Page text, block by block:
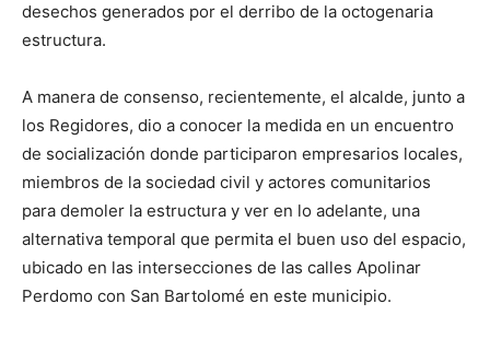
desechos generados por el derribo de la octogenaria
estructura.
A manera de consenso, recientemente, el alcalde, junto a
los Regidores, dio a conocer la medida en un encuentro
de socialización donde participaron empresarios locales,
miembros de la sociedad civil y actores comunitarios
para demoler la estructura y ver en lo adelante, una
alternativa temporal que permita el buen uso del espacio,
ubicado en las intersecciones de las calles Apolinar
Perdomo con San Bartolomé en este municipio.